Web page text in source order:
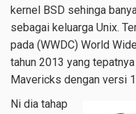
kernel BSD sehinga
sebagai keluarga Unix.
pada (WWDC) World
tahun 2013 yang
Mavericks dengan versi
Ni dia tahap